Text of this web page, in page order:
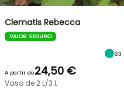
Clematis Rebecca
VALOR SEGURO
63
A partir de24,50 €
Vaso de 2 L/3 L